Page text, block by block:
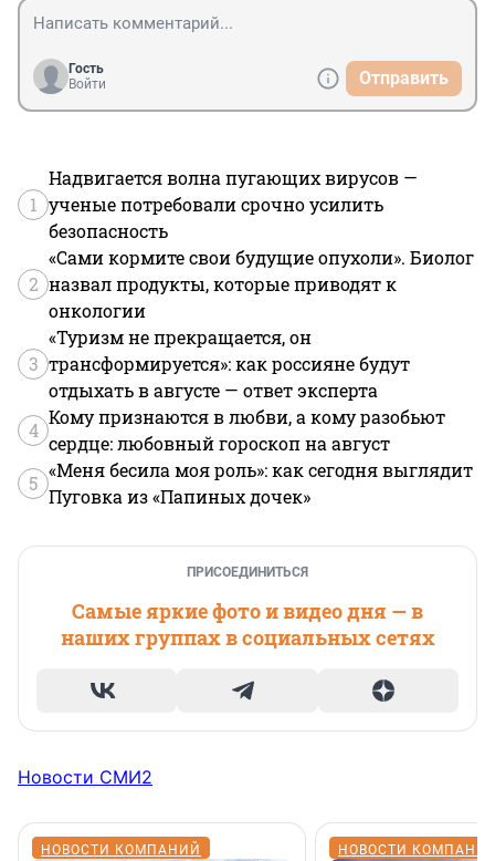
Гость
Войти
Отправить
1
Надвигается волна пугающих вирусов —
ученые потребовали срочно усилить
безопасность
2
«Сами кормите свои будущие опухоли». Биолог
назвал продукты, которые приводят к
онкологии
3
«Туризм не прекращается, он
трансформируется»: как россияне будут
отдыхать в августе — ответ эксперта
4
Кому признаются в любви, а кому разобьют
сердце: любовный гороскоп на август
5
«Меня бесила моя роль»: как сегодня выглядит
Пуговка из «Папиных дочек»
ПРИСОЕДИНИТЬСЯ
Самые яркие фото и видео дня — в
наших группах в социальных сетях
Новости СМИ2
НОВОСТИ КОМПАНИЙ НОВОСТИ